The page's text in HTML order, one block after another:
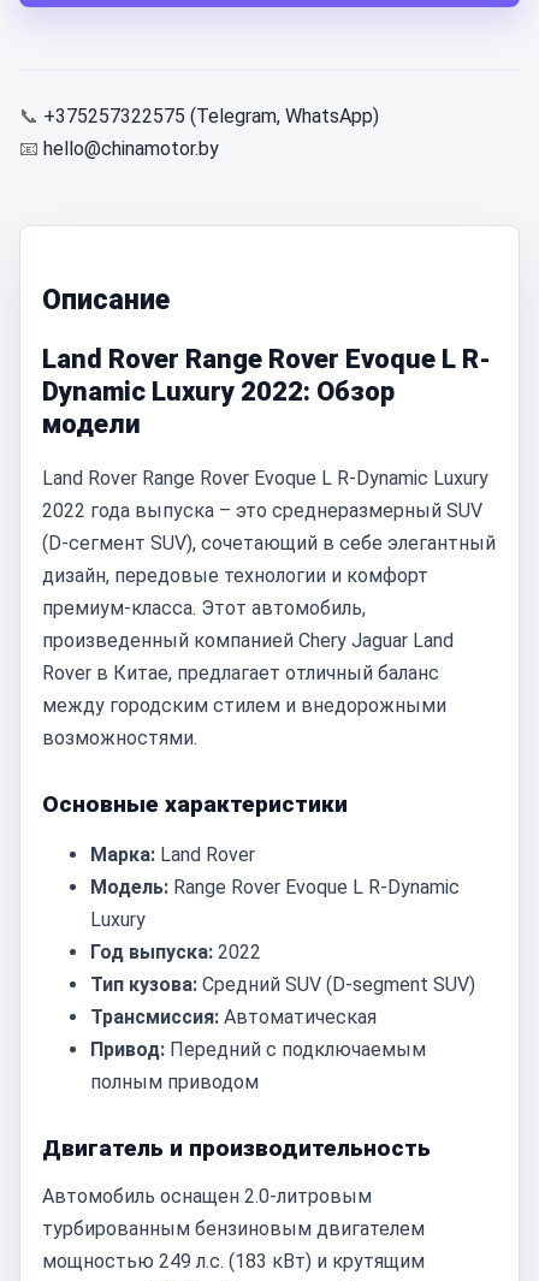
📞 +375257322575 (Telegram, WhatsApp)
📧 hello@chinamotor.by
Описание
Land Rover Range Rover Evoque L R-
Dynamic Luxury 2022: Обзор
модели
Land Rover Range Rover Evoque L R-Dynamic Luxury
2022 года выпуска – это среднеразмерный SUV
(D-сегмент SUV), сочетающий в себе элегантный
дизайн, передовые технологии и комфорт
премиум-класса. Этот автомобиль,
произведенный компанией Chery Jaguar Land
Rover в Китае, предлагает отличный баланс
между городским стилем и внедорожными
возможностями.
Основные характеристики
Марка: Land Rover
Модель: Range Rover Evoque L R-Dynamic
Luxury
Год выпуска: 2022
Тип кузова: Средний SUV (D-segment SUV)
Трансмиссия: Автоматическая
Привод: Передний с подключаемым
полным приводом
Двигатель и производительность
Автомобиль оснащен 2.0-литровым
турбированным бензиновым двигателем
мощностью 249 л.с. (183 кВт) и крутящим